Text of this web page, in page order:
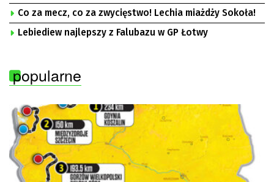
Co za mecz, co za zwycięstwo! Lechia miażdży Sokoła!
Lebiediew najlepszy z Falubazu w GP Łotwy
popularne